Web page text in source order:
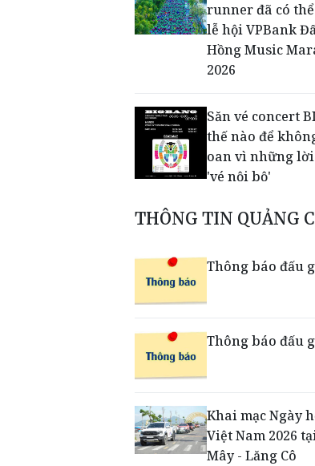
runner đã có
lễ hội VPBank
Hồng Music
2026
Săn vé concert
thế nào để
oan vì những
'vé nội bộ'
Dấu ấn thịnh
đến lễ hội đa
tài sản bảo đảm
“Top 10 Công ty
Nhân thọ uy tín
THÔNG TIN QUẢNG
Thông báo đấu
Thông báo đấu
Khai mạc Ngày
Việt Nam 2026
Mây - Lăng Cô